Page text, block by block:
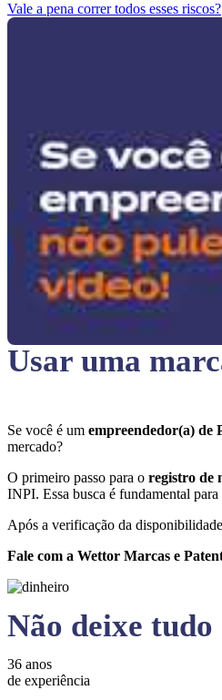
Vale a pena correr todos esses riscos?
Usar uma
Se você é um empreendedor(a) de
mercado?
O primeiro passo para o registro de
INPI. Essa busca é fundamental
Após a verificação da
Fale com a Wettor Marcas e
Não deixe
36 anos
de experiência